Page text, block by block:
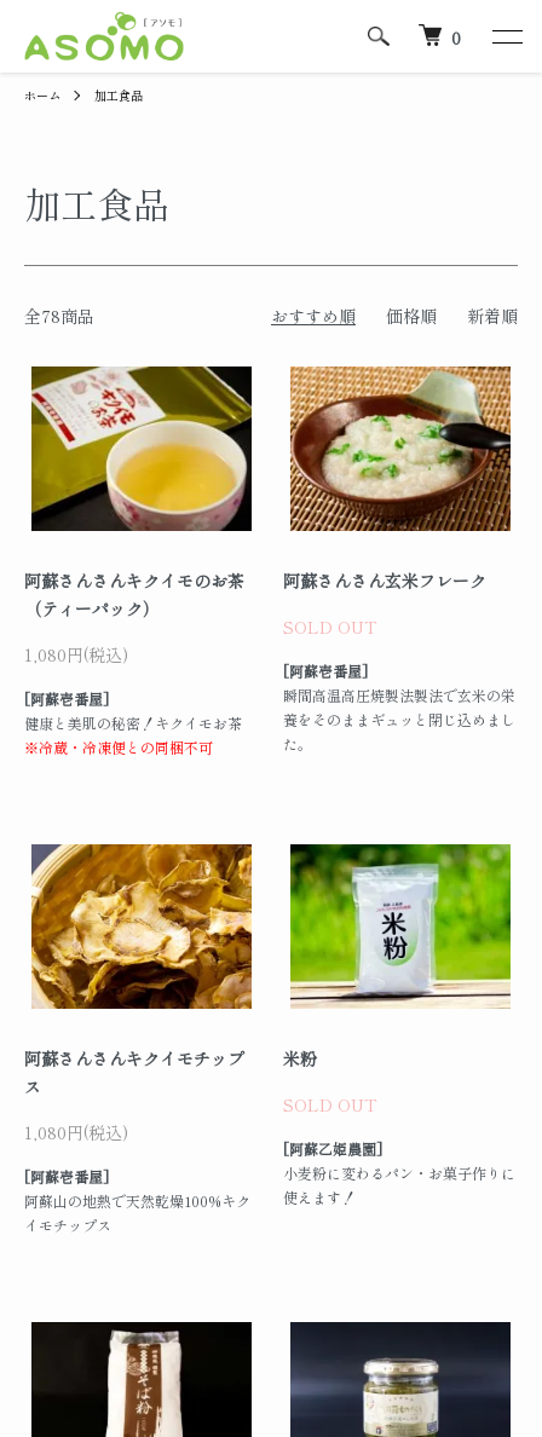
0
ホーム 加工食品
加工食品
全78商品 おすすめ順 価格順 新着順
阿蘇さんさんキクイモのお茶
（ティーパック）
1,080円(税込)
[阿蘇壱番屋]
健康と美肌の秘密！キクイモお茶
※冷蔵・冷凍便との同梱不可
阿蘇さんさん玄米フレーク
SOLD OUT
[阿蘇壱番屋]
瞬間高温高圧焼製法製法で玄米の栄
養をそのままギュッと閉じ込めまし
た。
阿蘇さんさんキクイモチップ
ス
1,080円(税込)
[阿蘇壱番屋]
阿蘇山の地熱で天然乾燥100%キク
イモチップス
米粉
SOLD OUT
[阿蘇乙姫農園]
小麦粉に変わるパン・お菓子作りに
使えます！